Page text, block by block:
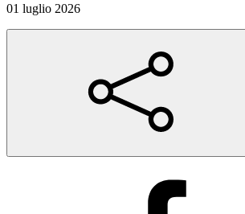
01 luglio 2026